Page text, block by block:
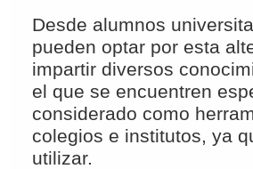
Desde alumnos
pueden optar por esta
impartir diversos
el que se encuentren
considerado como
colegios e institutos, ya
utilizar.